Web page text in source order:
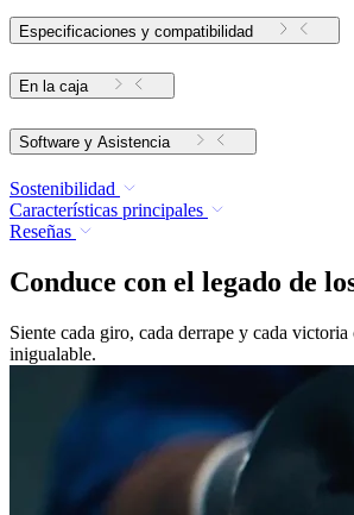
Especificaciones y compatibilidad
En la caja
Software y Asistencia
Sostenibilidad
Características principales
Reseñas
Conduce con el legado de
Siente cada giro, cada derrape y cada
inigualable.